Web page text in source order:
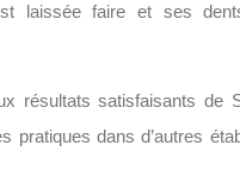
laissée faire et ses
résultats satisfaisants de
pratiques dans d’autres